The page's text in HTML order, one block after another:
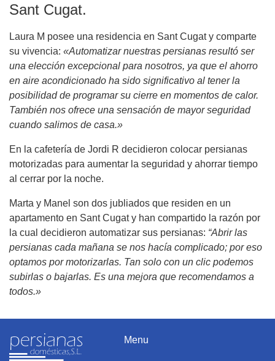
Sant Cugat.
Laura M posee una residencia en Sant Cugat y comparte
su vivencia: «Automatizar nuestras persianas resultó ser
una elección excepcional para nosotros, ya que el ahorro
en aire acondicionado ha sido significativo al tener la
posibilidad de programar su cierre en momentos de calor.
También nos ofrece una sensación de mayor seguridad
cuando salimos de casa.»
En la cafetería de Jordi R decidieron colocar persianas
motorizadas para aumentar la seguridad y ahorrar tiempo
al cerrar por la noche.
Marta y Manel son dos jubliados que residen en un
apartamento en Sant Cugat y han compartido la razón por
la cual decidieron automatizar sus persianas: “Abrir las
persianas cada mañana se nos hacía complicado; por eso
optamos por motorizarlas. Tan solo con un clic podemos
subirlas o bajarlas. Es una mejora que recomendamos a
todos.»
Menu